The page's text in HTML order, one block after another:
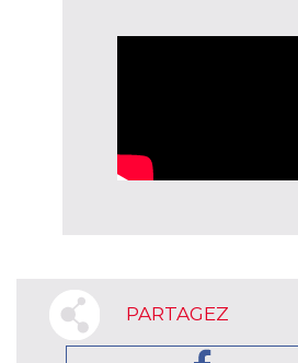
PARTAGEZ